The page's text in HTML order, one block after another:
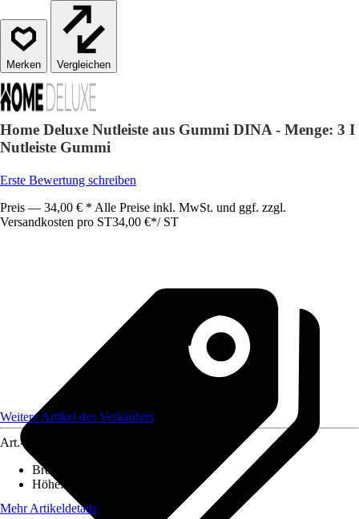
Vergleichen
Home Deluxe Nutleiste aus Gummi DINA - Menge: 3 I
Nutleiste Gummi
Erste Bewertung schreiben
Preis — 34,00 € * Alle Preise inkl. MwSt. und ggf. zzgl.
Versandkosten pro ST34,00 €*/ ST
Weitere Artikel des Verkäufers
Art.-Nr.
Breite
Höhe:
Mehr Artikeldetails